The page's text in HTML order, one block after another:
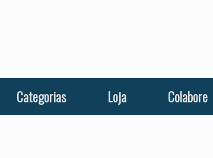
Categorias Loja Colabore